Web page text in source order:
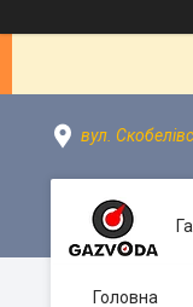
вул.
Головна